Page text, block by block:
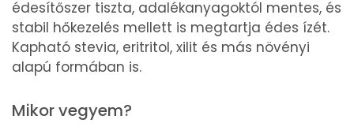
édesítőszer tiszta, adalékanyagoktól mentes, és
stabil hőkezelés mellett is megtartja édes ízét.
Kapható stevia, eritritol, xilit és más növényi
alapú formában is.
Mikor vegyem?